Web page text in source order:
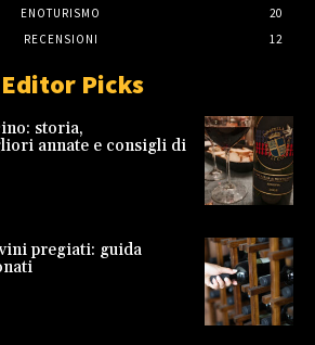
ENOTURISMO
20
RECENSIONI
12
Editor Picks
storia,
annate e consigli di
pregiati: guida